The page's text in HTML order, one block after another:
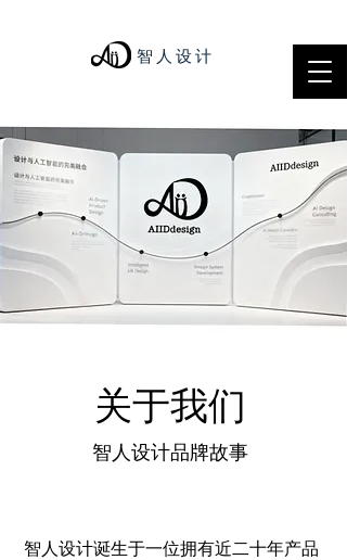
​智 人 设 计
​关于我们
​智人设计品牌故事
智人设计诞生于一位拥有近二十年产品